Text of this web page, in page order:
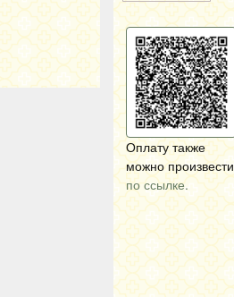
Оплату также
можно произвести
по ссылке.